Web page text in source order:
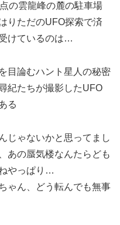
の雲龍峰の麓の駐車場
りただのUFO探索で済
けているのは…
目論むハント星人の秘密
紀たちが撮影したUFO
る
じゃないかと思ってまし
あの蜃気楼なんたらども
やっぱり…
ゃん、どう転んでも無事